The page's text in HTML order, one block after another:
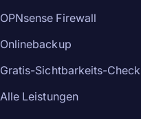
OPNsense Firewall
Onlinebackup
Gratis-Sichtbarkeits-Check
Alle Leistungen